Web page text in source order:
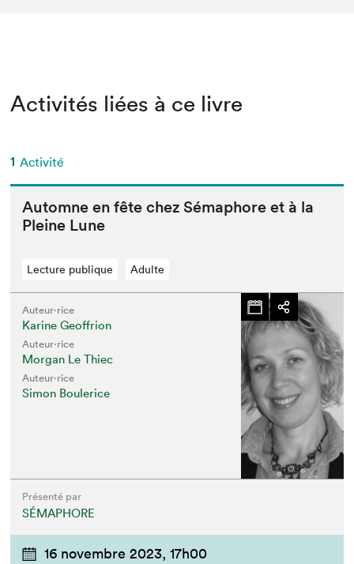
Activités liées à ce livre
1 Activité
Automne en fête chez Sémaphore et à la
Pleine Lune
Lecture publique Adulte
Auteur·rice
Karine Geoffrion
Auteur·rice
Morgan Le Thiec
Auteur·rice
Simon Boulerice
Présenté par
SÉMAPHORE
16 novembre 2023, 17h00